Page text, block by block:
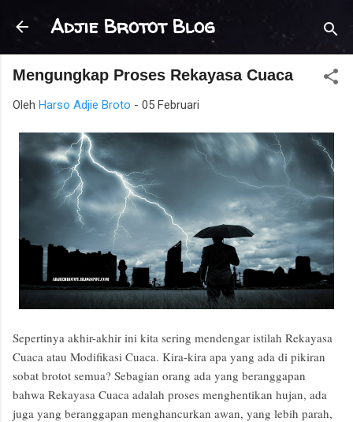
Langsung ke konten utama
Adjie Brotot Blog
Mengungkap Proses Rekayasa Cuaca
Oleh Harso Adjie Broto - 05 Februari
Sepertinya akhir-akhir ini kita sering mendengar istilah Rekayasa
Cuaca atau Modifikasi Cuaca. Kira-kira apa yang ada di pikiran
sobat brotot semua? Sebagian orang ada yang beranggapan
bahwa Rekayasa Cuaca adalah proses menghentikan hujan, ada
juga yang beranggapan menghancurkan awan, yang lebih parah,